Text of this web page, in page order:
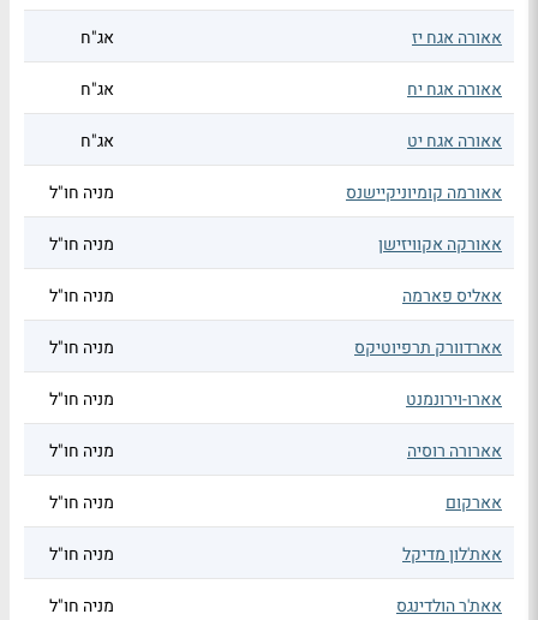
אאורה אגח יז אג"ח
אאורה אגח יח אג"ח
אאורה אגח יט אג"ח
אאורמה קומיוניקיישנס מניה חו"ל
אאורקה אקוויזישן מניה חו"ל
אאליס פארמה מניה חו"ל
אארדוורק תרפיוטיקס מניה חו"ל
אארו-וירונמנט מניה חו"ל
אארורה רוסיה מניה חו"ל
אארקום מניה חו"ל
אאת'לון מדיקל מניה חו"ל
אאת'ר הולדינגס מניה חו"ל